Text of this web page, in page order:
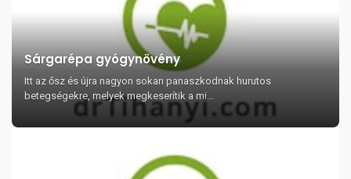
Sárgarépa gyógynövény
Itt az ősz és újra nagyon sokan panaszkodnak hurutos
betegségekre, melyek megkeserítik a mi...